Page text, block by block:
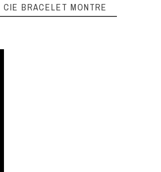
CIE BRACELET MONTRE